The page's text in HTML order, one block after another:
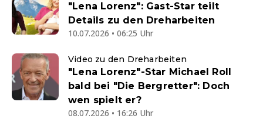
"Lena Lorenz": Gast-Star teilt
Details zu den Dreharbeiten
10.07.2026 • 06:25 Uhr
Video zu den Dreharbeiten
"Lena Lorenz"-Star Michael Roll
bald bei "Die Bergretter": Doch
wen spielt er?
08.07.2026 • 16:26 Uhr